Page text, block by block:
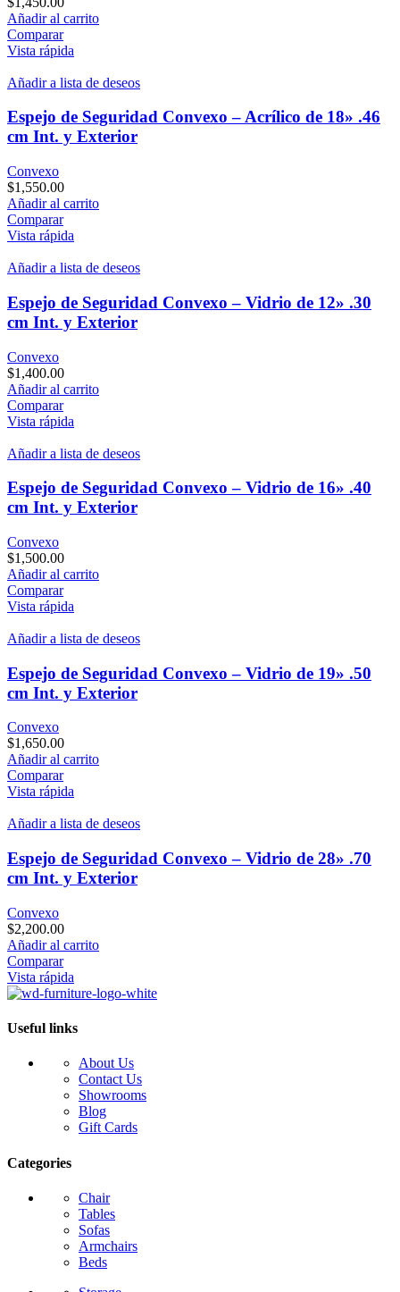
Añadir al carrito
Comparar
Vista rápida
Añadir a lista de deseos
Espejo de Seguridad Convexo – Acrílico de 18» .46
cm Int. y Exterior
Convexo
$1,550.00
Añadir al carrito
Comparar
Vista rápida
Añadir a lista de deseos
Espejo de Seguridad Convexo – Vidrio de 12» .30
cm Int. y Exterior
Convexo
$1,400.00
Añadir al carrito
Comparar
Vista rápida
Añadir a lista de deseos
Espejo de Seguridad Convexo – Vidrio de 16» .40
cm Int. y Exterior
Convexo
$1,500.00
Añadir al carrito
Comparar
Vista rápida
Añadir a lista de deseos
Espejo de Seguridad Convexo – Vidrio de 19» .50
cm Int. y Exterior
Convexo
$1,650.00
Añadir al carrito
Comparar
Vista rápida
Añadir a lista de deseos
Espejo de Seguridad Convexo – Vidrio de 28» .70
cm Int. y Exterior
Convexo
$2,200.00
Añadir al carrito
Comparar
Vista rápida
Useful links
About Us
Contact Us
Showrooms
Blog
Gift Cards
Categories
Chair
Tables
Sofas
Armchairs
Beds